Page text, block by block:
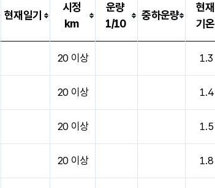
현재일기
시정
km
운량
1/10
중하운량
현재
기온
20 이상 1.3
20 이상 1.4
20 이상 1.5
20 이상 1.8